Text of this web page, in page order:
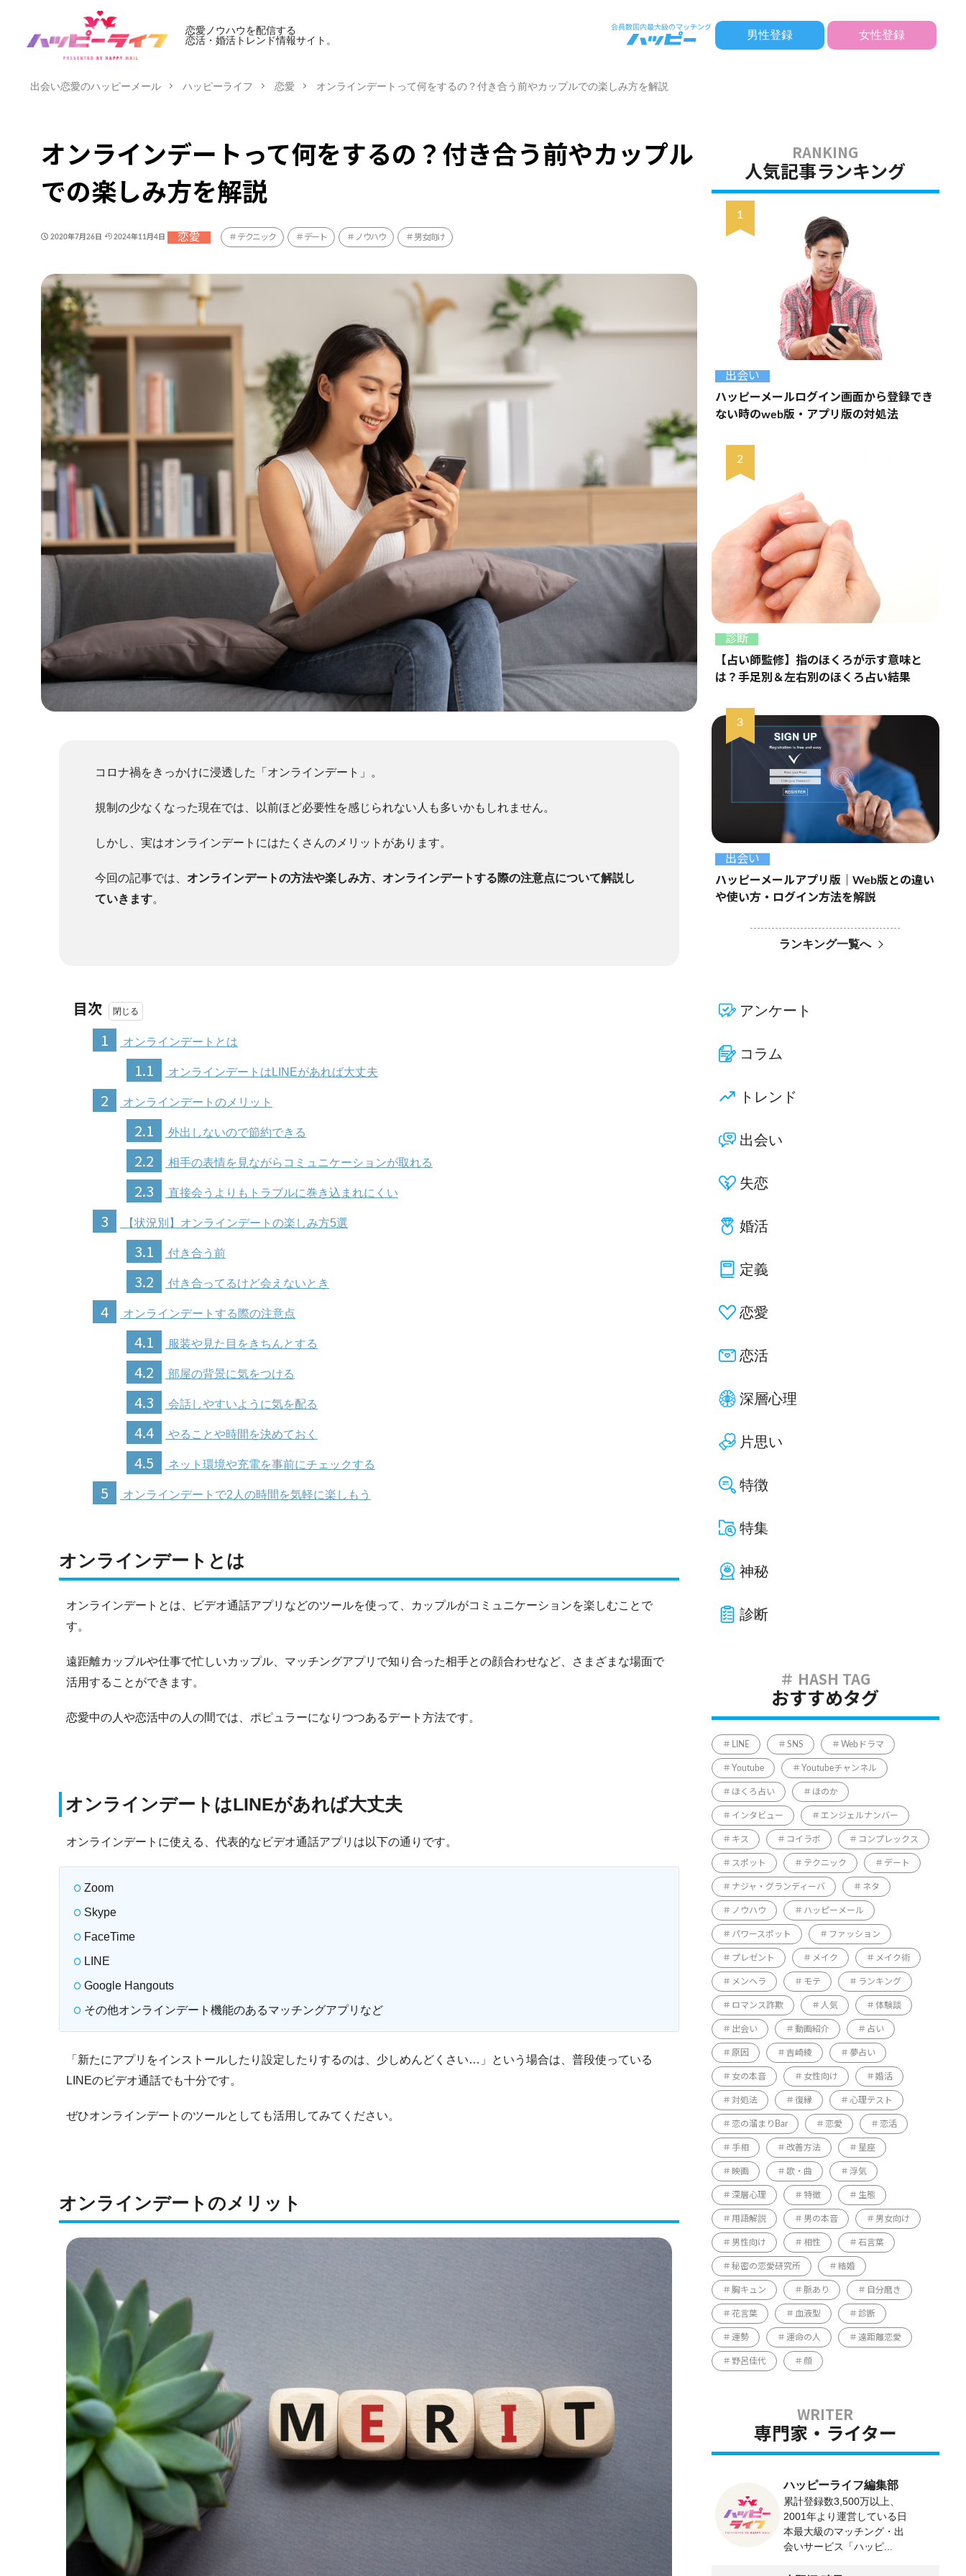
恋愛ノウハウを配信する
恋活・婚活トレンド情報サイト。
男性登録 女性登録
出会い恋愛のハッピーメール ハッピーライフ 恋愛 オンラインデートって何をするの？付き合う前やカップルでの楽しみ方を解説
オンラインデートって何をするの？付き合う前やカップル
での楽しみ方を解説
2020年7月26日 2024年11月4日 恋愛 テクニック デート ノウハウ 男女向け
コロナ禍をきっかけに浸透した「オンラインデート」。
規制の少なくなった現在では、以前ほど必要性を感じられない人も多いかもしれません。
しかし、実はオンラインデートにはたくさんのメリットがあります。
今回の記事では、 オンラインデートの方法や楽しみ方、オンラインデートする際の注意点について解説し
ていきます。
目次
1
オンラインデートとは
1.1 オンラインデートはLINEがあれば大丈夫
2 オンラインデートのメリット
2.1 外出しないので節約できる
2.2 相手の表情を見ながらコミュニケーションが取れる
2.3 直接会うよりもトラブルに巻き込まれにくい
3 【状況別】オンラインデートの楽しみ方5選
3.1 付き合う前
3.2 付き合ってるけど会えないとき
4 オンラインデートする際の注意点
4.1 服装や見た目をきちんとする
4.2 部屋の背景に気をつける
4.3 会話しやすいように気を配る
4.4 やることや時間を決めておく
4.5 ネット環境や充電を事前にチェックする
5 オンラインデートで2人の時間を気軽に楽しもう
オンラインデートとは
オンラインデートとは、ビデオ通話アプリなどのツールを使って、カップルがコミュニケーションを楽しむことで
す。
遠距離カップルや仕事で忙しいカップル、マッチングアプリで知り合った相手との顔合わせなど、さまざまな場面で
活用することができます。
恋愛中の人や恋活中の人の間では、ポピュラーになりつつあるデート方法です。
オンラインデートはLINEがあれば大丈夫
オンラインデートに使える、代表的なビデオ通話アプリは以下の通りです。
Zoom
Skype
FaceTime
LINE
Google Hangouts
その他オンラインデート機能のあるマッチングアプリなど
「新たにアプリをインストールしたり設定したりするのは、少しめんどくさい…」という場合は、普段使っている
LINEのビデオ通話でも十分です。
ぜひオンラインデートのツールとしても活用してみてください。
オンラインデートのメリット
人気記事ランキング
出会い
ハッピーメールログイン画面から登録でき
ない時のweb版・アプリ版の対処法
診断
【占い師監修】指のほくろが示す意味と
は？手足別＆左右別のほくろ占い結果
出会い
ハッピーメールアプリ版｜Web版との違い
や使い方・ログイン方法を解説
ランキング一覧へ
アンケート
コラム
トレンド
出会い
失恋
婚活
定義
恋愛
恋活
深層心理
片思い
特徴
特集
神秘
診断
おすすめタグ
LINE SNS Webドラマ
Youtube Youtubeチャンネル
ほくろ占い ほのか
インタビュー エンジェルナンバー
キス コイラボ コンプレックス
スポット テクニック デート
ナジャ・グランディーバ ネタ
ノウハウ ハッピーメール
パワースポット ファッション
プレゼント メイク メイク術
メンヘラ モテ ランキング
ロマンス詐欺 人気 体験談
出会い 動画紹介 占い
原因 吉崎綾 夢占い
女の本音 女性向け 婚活
対処法 復縁 心理テスト
恋の溜まりBar 恋愛 恋活
手相 改善方法 星座
映画 歌・曲 浮気
深層心理 特徴 生態
用語解説 男の本音 男女向け
男性向け 相性 石言葉
秘密の恋愛研究所 結婚
胸キュン 脈あり 自分磨き
花言葉 血液型 診断
運勢 運命の人 遠距離恋愛
野呂佳代 顔
専門家・ライター
ハッピーライフ編集部
累計登録数3,500万以上、
2001年より運営している日
本最大級のマッチング・出
会いサービス「ハッピ...